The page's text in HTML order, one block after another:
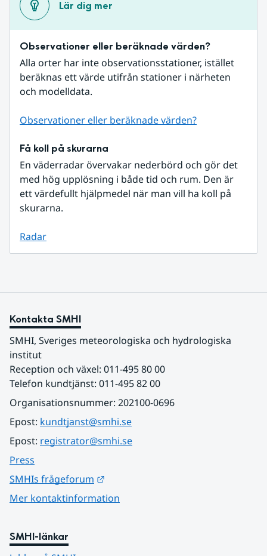
Lär dig mer
Observationer eller beräknade värden?
Alla orter har inte observationsstationer, istället
beräknas ett värde utifrån stationer i närheten
och modelldata.
Observationer eller beräknade värden?
Få koll på skurarna
En väderradar övervakar nederbörd och gör det
med hög upplösning i både tid och rum. Den är
ett värdefullt hjälpmedel när man vill ha koll på
skurarna.
Radar
Kontakta SMHI
SMHI, Sveriges meteorologiska och hydrologiska
institut
Reception och växel: 011-495 80 00
Telefon kundtjänst: 011-495 82 00
Organisationsnummer: 202100-0696
Epost: kundtjanst@smhi.se
Epost: registrator@smhi.se
Press
SMHIs frågeforum
Mer kontaktinformation
SMHI-länkar